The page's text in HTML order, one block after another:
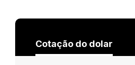
Cotação do dolar